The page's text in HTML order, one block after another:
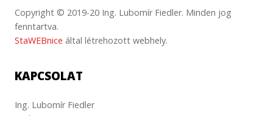
Copyright © 2019-20 Ing. Lubomír Fiedler. Minden jog
fenntartva.
StaWEBnice által létrehozott webhely.
KAPCSOLAT
Ing. Lubomír Fiedler